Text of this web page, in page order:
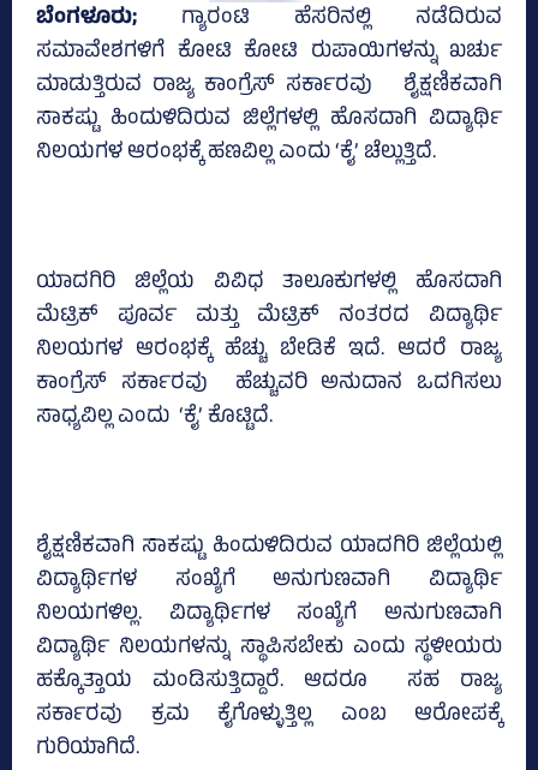
ಬೆಂಗಳೂರು; ಗ್ಯಾರಂಟಿ ಹೆಸರಿನಲ್ಲಿ ನಡೆದಿರುವ
ಸಮಾವೇಶಗಳಿಗೆ ಕೋಟಿ ಕೋಟಿ ರುಪಾಯಿಗಳನ್ನು ಖರ್ಚು
ಮಾಡುತ್ತಿರುವ ರಾಜ್ಯ ಕಾಂಗ್ರೆಸ್‌ ಸರ್ಕಾರವು ಶೈಕ್ಷಣಿಕವಾಗಿ
ಸಾಕಷ್ಟು ಹಿಂದುಳಿದಿರುವ ಜಿಲ್ಲೆಗಳಲ್ಲಿ ಹೊಸದಾಗಿ ವಿದ್ಯಾರ್ಥಿ
ನಿಲಯಗಳ ಆರಂಭಕ್ಕೆ ಹಣವಿಲ್ಲ ಎಂದು ‘ಕೈ’ ಚೆಲ್ಲುತ್ತಿದೆ.
ಯಾದಗಿರಿ ಜಿಲ್ಲೆಯ ವಿವಿಧ ತಾಲೂಕುಗಳಲ್ಲಿ ಹೊಸದಾಗಿ
ಮೆಟ್ರಿಕ್‌ ಪೂರ್ವ ಮತ್ತು ಮೆಟ್ರಿಕ್ ನಂತರದ ವಿದ್ಯಾರ್ಥಿ
ನಿಲಯಗಳ ಆರಂಭಕ್ಕೆ ಹೆಚ್ಚು ಬೇಡಿಕೆ ಇದೆ. ಆದರೆ ರಾಜ್ಯ
ಕಾಂಗ್ರೆಸ್‌ ಸರ್ಕಾರವು ಹೆಚ್ಚುವರಿ ಅನುದಾನ ಒದಗಿಸಲು
ಸಾಧ್ಯವಿಲ್ಲ ಎಂದು ‘ಕೈ’ ಕೊಟ್ಟಿದೆ.
ಶೈಕ್ಷಣಿಕವಾಗಿ ಸಾಕಷ್ಟು ಹಿಂದುಳಿದಿರುವ ಯಾದಗಿರಿ ಜಿಲ್ಲೆಯಲ್ಲಿ
ವಿದ್ಯಾರ್ಥಿಗಳ ಸಂಖ್ಯೆಗೆ ಅನುಗುಣವಾಗಿ ವಿದ್ಯಾರ್ಥಿ
ನಿಲಯಗಳಿಲ್ಲ. ವಿದ್ಯಾರ್ಥಿಗಳ ಸಂಖ್ಯೆಗೆ ಅನುಗುಣವಾಗಿ
ವಿದ್ಯಾರ್ಥಿ ನಿಲಯಗಳನ್ನು ಸ್ಥಾಪಿಸಬೇಕು ಎಂದು ಸ್ಥಳೀಯರು
ಹಕ್ಕೊತ್ತಾಯ ಮಂಡಿಸುತ್ತಿದ್ದಾರೆ. ಆದರೂ ಸಹ ರಾಜ್ಯ
ಸರ್ಕಾರವು ಕ್ರಮ ಕೈಗೊಳ್ಳುತ್ತಿಲ್ಲ ಎಂಬ ಆರೋಪಕ್ಕೆ
ಗುರಿಯಾಗಿದೆ.